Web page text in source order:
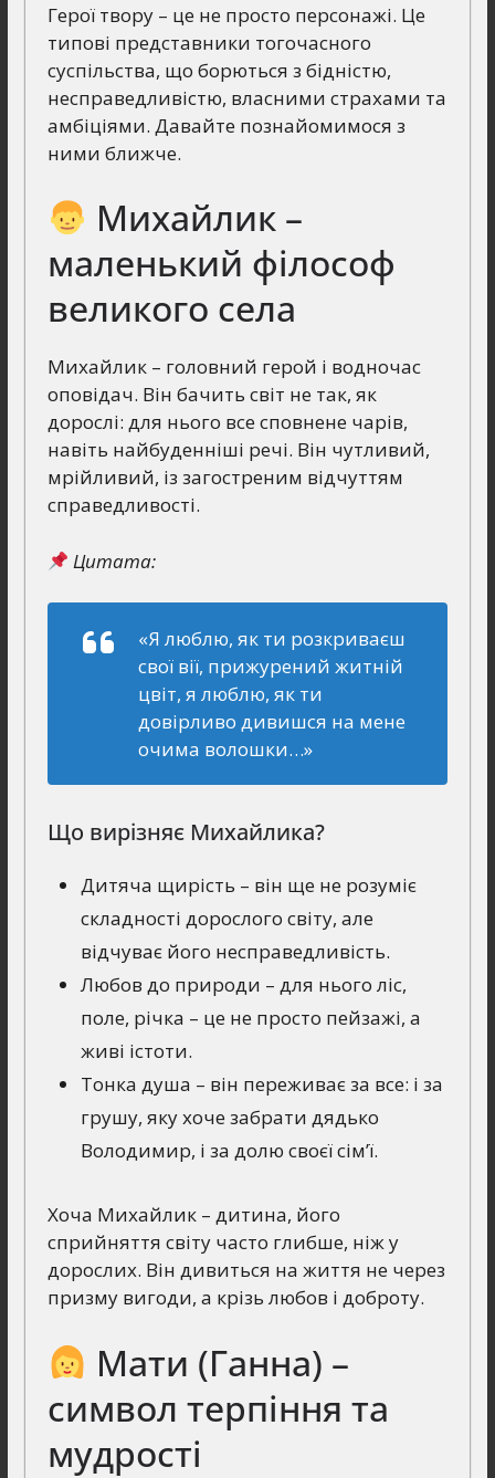
Герої твору – це не просто персонажі. Це
типові представники тогочасного
суспільства, що борються з бідністю,
несправедливістю, власними страхами та
амбіціями. Давайте познайомимося з
ними ближче.
Михайлик –
маленький філософ
великого села
Михайлик – головний герой і водночас
оповідач. Він бачить світ не так, як
дорослі: для нього все сповнене чарів,
навіть найбуденніші речі. Він чутливий,
мрійливий, із загостреним відчуттям
справедливості.
Цитата:
«Я люблю, як ти розкриваєш
свої вії, прижурений житній
цвіт, я люблю, як ти
довірливо дивишся на мене
очима волошки…»
Що вирізняє Михайлика?
Дитяча щирість – він ще не розуміє
складності дорослого світу, але
відчуває його несправедливість.
Любов до природи – для нього ліс,
поле, річка – це не просто пейзажі, а
живі істоти.
Тонка душа – він переживає за все: і за
грушу, яку хоче забрати дядько
Володимир, і за долю своєї сім’ї.
Хоча Михайлик – дитина, його
сприйняття світу часто глибше, ніж у
дорослих. Він дивиться на життя не через
призму вигоди, а крізь любов і доброту.
Мати (Ганна) –
символ терпіння та
мудрості